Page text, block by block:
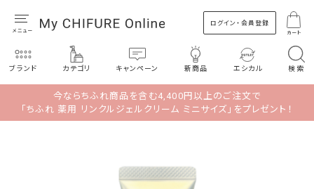
ログイン・会員登録
カート
ブランド カテゴリ キャンペーン 新商品 エシカル 検索
今ならちふれ商品を含む4,400円以上のご注文で
「ちふれ 薬用 リンクルジェルクリーム ミニサイズ」をプレゼント！